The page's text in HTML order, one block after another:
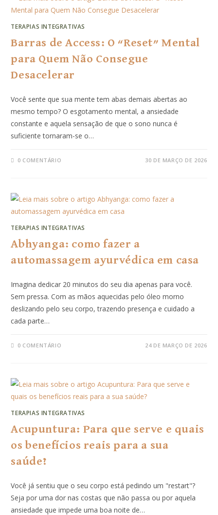
TERAPIAS INTEGRATIVAS
Barras de Access: O “Reset” Mental
para Quem Não Consegue
Desacelerar
Você sente que sua mente tem abas demais abertas ao
mesmo tempo? O esgotamento mental, a ansiedade
constante e aquela sensação de que o sono nunca é
suficiente tornaram-se o…
0 COMENTÁRIO 30 DE MARÇO DE 2026
TERAPIAS INTEGRATIVAS
Abhyanga: como fazer a
automassagem ayurvédica em casa
Imagina dedicar 20 minutos do seu dia apenas para você.
Sem pressa. Com as mãos aquecidas pelo óleo morno
deslizando pelo seu corpo, trazendo presença e cuidado a
cada parte…
0 COMENTÁRIO 24 DE MARÇO DE 2026
TERAPIAS INTEGRATIVAS
Acupuntura: Para que serve e quais
os benefícios reais para a sua
saúde?
Você já sentiu que o seu corpo está pedindo um "restart"?
Seja por uma dor nas costas que não passa ou por aquela
ansiedade que impede uma boa noite de…